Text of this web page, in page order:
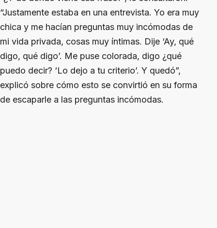
“Justamente estaba en una entrevista. Yo era muy
chica y me hacían preguntas muy incómodas de
mi vida privada, cosas muy íntimas. Dije ‘Ay, qué
digo, qué digo’. Me puse colorada, digo ¿qué
puedo decir? ‘Lo dejo a tu criterio’. Y quedó”,
explicó sobre cómo esto se convirtió en su forma
de escaparle a las preguntas incómodas.